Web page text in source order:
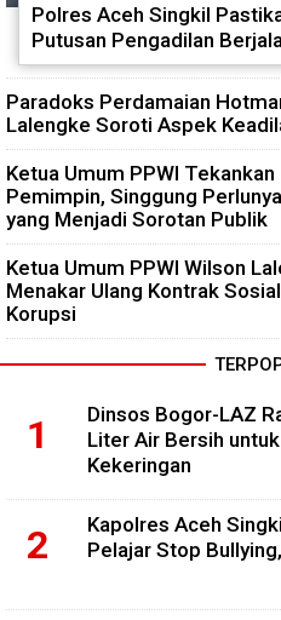
Polres Aceh Singkil
Putusan Pengadilan
Paradoks Perdamaian
Lalengke Soroti Aspek
Ketua Umum PPWI
Pemimpin, Singgung
yang Menjadi Sorotan Publik
Ketua Umum PPWI Wilson
Menakar Ulang Kontrak
Korupsi
Dinsos Bogor-LAZ
Liter Air Bersih
Kekeringan
Kapolres Aceh
Pelajar Stop